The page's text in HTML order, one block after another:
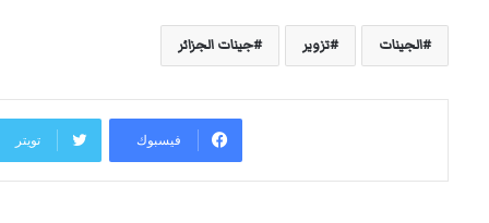
الجينات تزوير جينات الجزائر
فيسبوك تويتر